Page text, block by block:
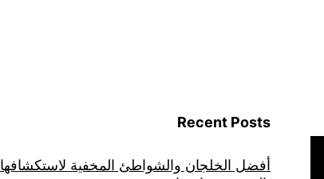
Recent Posts
أفضل الخلجان والشواطئ المخفية لاستكشافها